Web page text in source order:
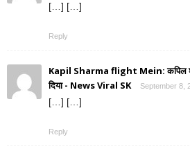
[…] […]
Reply
Kapil Sharma flight Mein: कपिल
दिया - News Viral SK
September 8,
[…] […]
Reply